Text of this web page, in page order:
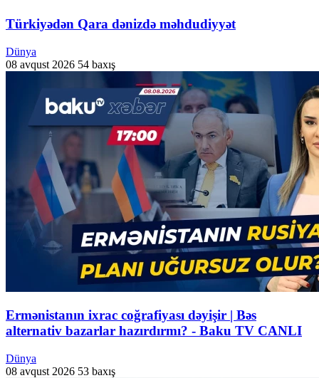
Türkiyədən Qara dənizdə məhdudiyyət
Dünya
08 avqust 2026 54 baxış
Ermənistanın ixrac coğrafiyası dəyişir | Bəs
alternativ bazarlar hazırdırmı? - Baku TV CANLI
Dünya
08 avqust 2026 53 baxış